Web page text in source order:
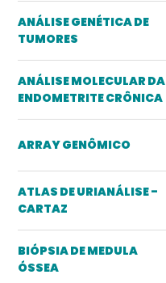
ANÁLISE GENÉTICA DE
TUMORES
ANÁLISE MOLECULAR DA
ENDOMETRITE CRÔNICA
ARRAY GENÔMICO
ATLAS DE URIANÁLISE -
CARTAZ
BIÓPSIA DE MEDULA
ÓSSEA